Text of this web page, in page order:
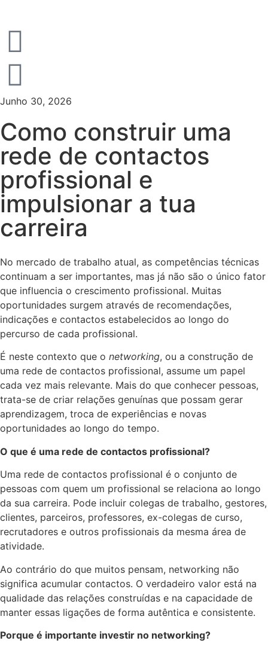
Junho 30, 2026
Como construir uma
rede de contactos
profissional e
impulsionar a tua
carreira
No mercado de trabalho atual, as competências técnicas
continuam a ser importantes, mas já não são o único fator
que influencia o crescimento profissional. Muitas
oportunidades surgem através de recomendações,
indicações e contactos estabelecidos ao longo do
percurso de cada profissional.
É neste contexto que o networking, ou a construção de
uma rede de contactos profissional, assume um papel
cada vez mais relevante. Mais do que conhecer pessoas,
trata-se de criar relações genuínas que possam gerar
aprendizagem, troca de experiências e novas
oportunidades ao longo do tempo.
O que é uma rede de contactos profissional?
Uma rede de contactos profissional é o conjunto de
pessoas com quem um profissional se relaciona ao longo
da sua carreira. Pode incluir colegas de trabalho, gestores,
clientes, parceiros, professores, ex-colegas de curso,
recrutadores e outros profissionais da mesma área de
atividade.
Ao contrário do que muitos pensam, networking não
significa acumular contactos. O verdadeiro valor está na
qualidade das relações construídas e na capacidade de
manter essas ligações de forma autêntica e consistente.
Porque é importante investir no networking?